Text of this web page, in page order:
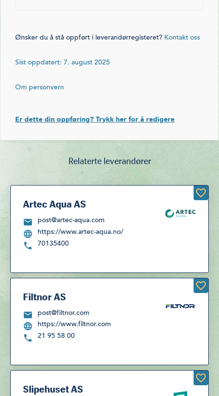
Ønsker du å stå oppført i leverandørregisteret? Kontakt oss
Sist oppdatert: 7. august 2025
Om personvern
Er dette din oppføring? Trykk her for å redigere
Relaterte leverandører
Artec Aqua AS
post@artec-aqua.com
https://www.artec-aqua.no/
70135400
Filtnor AS
post@filtnor.com
https://www.filtnor.com
21 95 58 00
Slipehuset AS